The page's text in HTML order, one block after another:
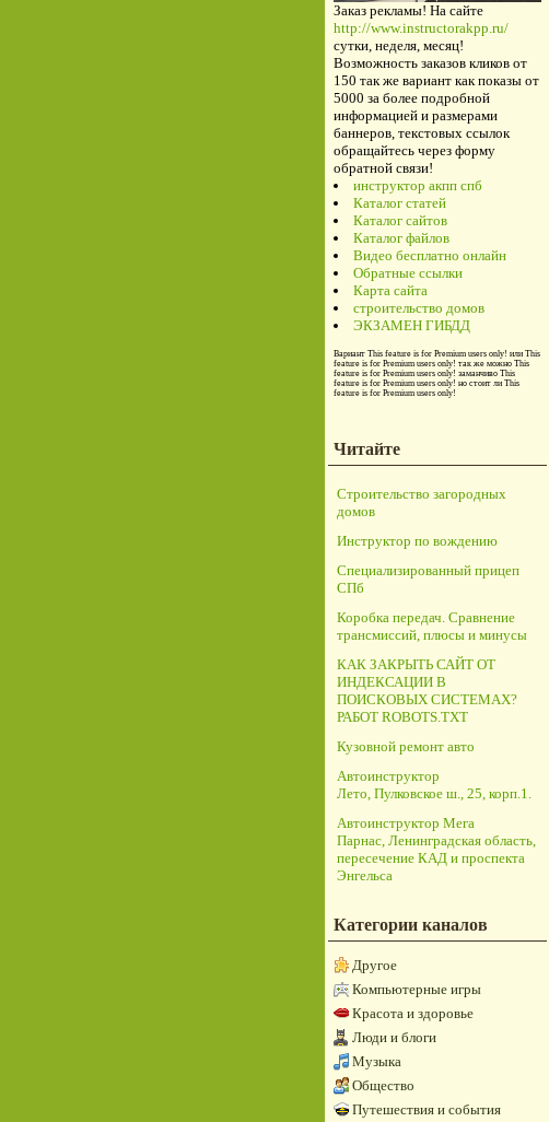
Заказ рекламы! На сайте
http://www.instructorakpp.ru/
сутки, неделя, месяц!
Возможность заказов кликов от
150 так же вариант как показы от
5000 за более подробной
информацией и размерами
баннеров, текстовых ссылок
обращайтесь через форму
обратной связи!
инструктор акпп спб
Каталог статей
Каталог сайтов
Каталог файлов
Видео бесплатно онлайн
Обратные ссылки
Карта сайта
строительство домов
ЭКЗАМЕН ГИБДД
Вариант This feature is for Premium users only! или This
feature is for Premium users only! так же можно This
feature is for Premium users only! заманчиво This
feature is for Premium users only! но стоит ли This
feature is for Premium users only!
Читайте
Строительство загородных
домов
Инструктор по вождению
Специализированный прицеп
СПб
Коробка передач. Сравнение
трансмиссий, плюсы и минусы
КАК ЗАКРЫТЬ САЙТ ОТ
ИНДЕКСАЦИИ В
ПОИСКОВЫХ СИСТЕМАХ?
РАБОТ ROBOTS.TXT
Кузовной ремонт авто
Автоинструктор
Лето, Пулковское ш., 25, корп.1.
Автоинструктор Мега
Парнас, Ленинградская область,
пересечение КАД и проспекта
Энгельса
Категории каналов
Другое
Компьютерные игры
Красота и здоровье
Люди и блоги
Музыка
Общество
Путешествия и события